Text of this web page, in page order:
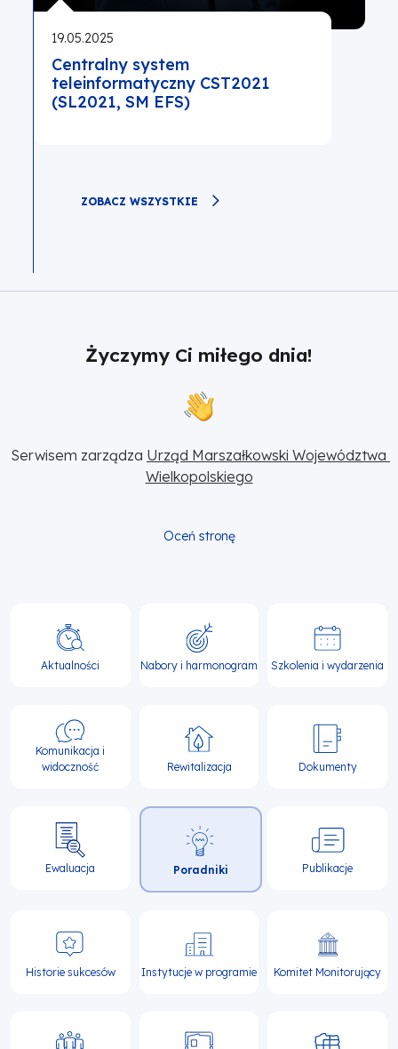
19.05.2025
Centralny system
teleinformatyczny CST2021
(SL2021, SM EFS)
ZOBACZ WSZYSTKIE
Życzymy Ci miłego dnia!
Serwisem zarządza Urząd Marszałkowski Województwa
Wielkopolskiego
Oceń stronę
Główna
nawigacja
Aktualności Nabory i harmonogram Szkolenia i wydarzenia
Komunikacja i
widoczność
Rewitalizacja Dokumenty
Ewaluacja Poradniki Publikacje
Historie sukcesów Instytucje w programie Komitet Monitorujący